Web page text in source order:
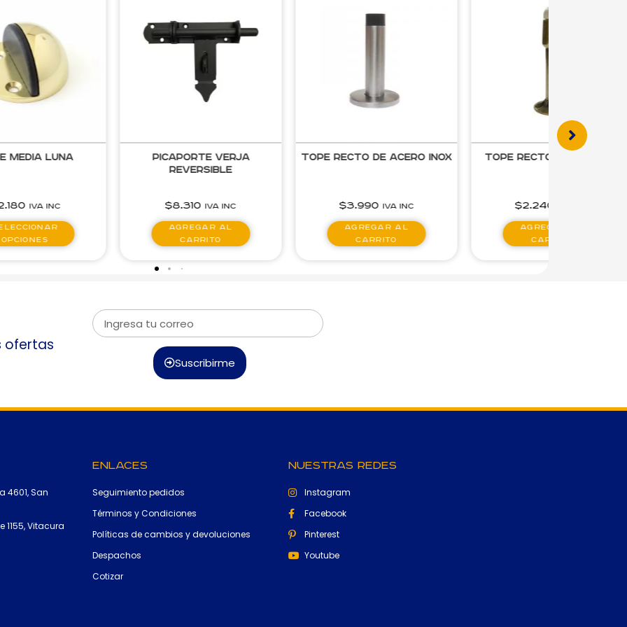
Verja
IVA inc
al
carrito
Tope Recto de Acero Inox
$3.990 IVA inc
Agregar al
carrito
Tope Recto Bronceado
$2.240 IVA inc
Agregar al
carrito
Tope curvo bronceado
$2.330
Agregar al
carrito
ofertas
Suscribirme
4601, San
1155, Vitacura
Enlaces
Seguimiento pedidos
Términos y Condiciones
Políticas de cambios y devoluciones
Despachos
Cotizar
Nuestras Redes
Instagram
Facebook
Pinterest
Youtube